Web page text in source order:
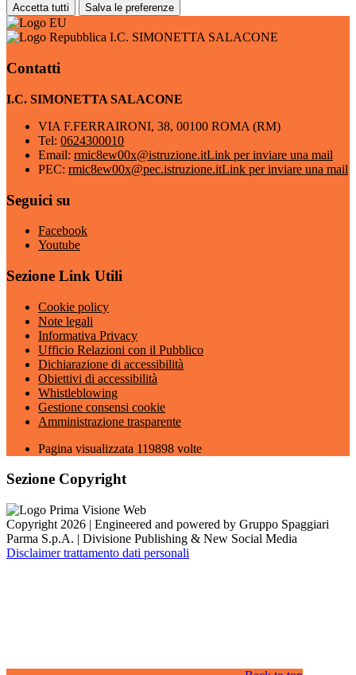
Accetta tutti Salva le preferenze
I.C. SIMONETTA SALACONE
Contatti
I.C. SIMONETTA SALACONE
VIA F.FERRAIRONI, 38, 00100 ROMA (RM)
Tel: 0624300010
Email: rmic8ew00x@istruzione.itLink per inviare una mail
PEC: rmic8ew00x@pec.istruzione.itLink per inviare una mail
Seguici su
Facebook
Youtube
Sezione Link Utili
Cookie policy
Note legali
Informativa Privacy
Ufficio Relazioni con il Pubblico
Dichiarazione di accessibilità
Obiettivi di accessibilità
Whistleblowing
Gestione consensi cookie
Amministrazione trasparente
Pagina visualizzata 119898 volte
Sezione Copyright
Copyright 2026 | Engineered and powered by Gruppo Spaggiari
Parma S.p.A. | Divisione Publishing & New Social Media
Disclaimer trattamento dati personali